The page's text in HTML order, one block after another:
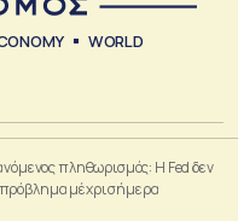
WORLD
πληθωρισμός: H Fed δεν
πρόβλημα μέχρι σήμερα